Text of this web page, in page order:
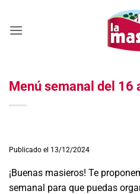
contenido
Menú semanal del 16
Publicado el 13/12/2024
¡Buenas masieros! Te
semanal para que puedas